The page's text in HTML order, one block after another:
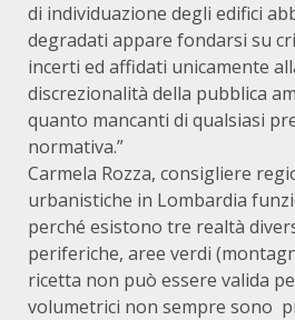
di individuazione degli edifici
degradati appare fondarsi su
incerti ed affidati unicamente
discrezionalità della pubblica
quanto mancanti di qualsiasi
normativa.”
Carmela Rozza, consigliere
urbanistiche in Lombardia
perché esistono tre realtà
periferiche, aree verdi
ricetta non può essere valida
volumetrici non sempre sono